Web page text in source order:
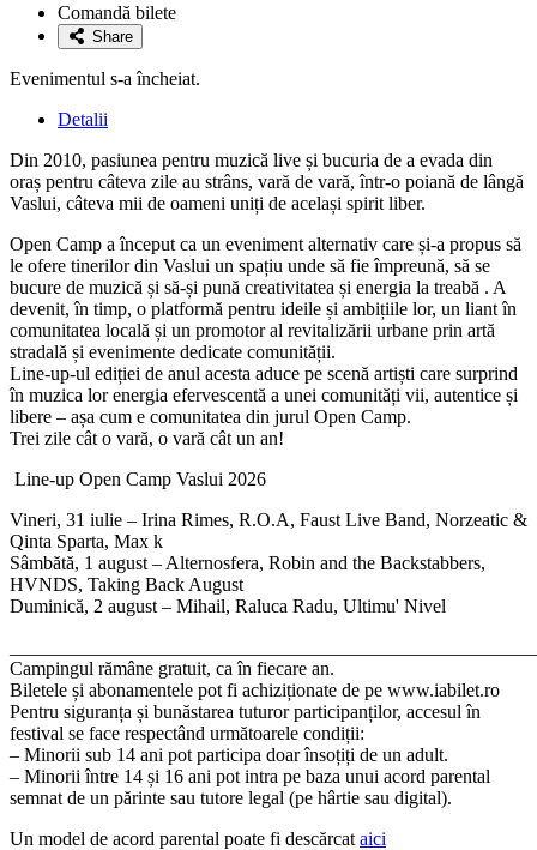
favoriteComandă bilete
Share
Evenimentul s-a încheiat.
Detalii
Din 2010, pasiunea pentru muzică live și bucuria de a evada din
oraș pentru câteva zile au strâns, vară de vară, într-o poiană de lângă
Vaslui, câteva mii de oameni uniți de același spirit liber.
Open Camp a început ca un eveniment alternativ care și-a propus să
le ofere tinerilor din Vaslui un spațiu unde să fie împreună, să se
bucure de muzică și să-și pună creativitatea și energia la treabă . A
devenit, în timp, o platformă pentru ideile și ambițiile lor, un liant în
comunitatea locală și un promotor al revitalizării urbane prin artă
stradală și evenimente dedicate comunității.
Line-up-ul ediției de anul acesta aduce pe scenă artiști care surprind
în muzica lor energia efervescentă a unei comunități vii, autentice și
libere – așa cum e comunitatea din jurul Open Camp.
Trei zile cât o vară, o vară cât un an!
Line-up Open Camp Vaslui 2026
Vineri, 31 iulie – Irina Rimes, R.O.A, Faust Live Band, Norzeatic &
Qinta Sparta, Max k
Sâmbătă, 1 august – Alternosfera, Robin and the Backstabbers,
HVNDS, Taking Back August
Duminică, 2 august – Mihail, Raluca Radu, Ultimu' Nivel
Campingul rămâne gratuit, ca în fiecare an.
Biletele și abonamentele pot fi achiziționate de pe www.iabilet.ro
Pentru siguranța și bunăstarea tuturor participanților, accesul în
festival se face respectând următoarele condiții:
– Minorii sub 14 ani pot participa doar însoțiți de un adult.
– Minorii între 14 și 16 ani pot intra pe baza unui acord parental
semnat de un părinte sau tutore legal (pe hârtie sau digital).
Un model de acord parental poate fi descărcat aici